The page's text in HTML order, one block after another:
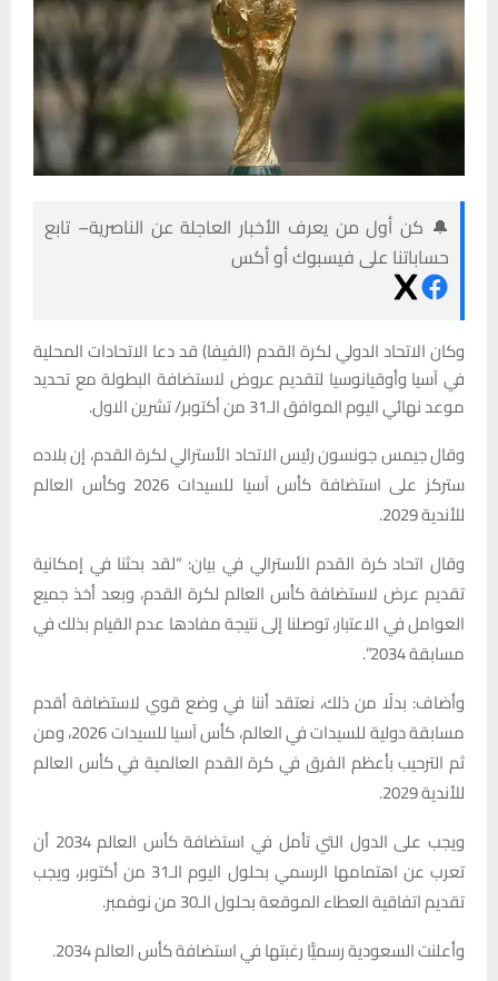
🔔 كن أول من يعرف الأخبار العاجلة عن الناصرية– تابع
حساباتنا على فيسبوك أو أكس
وكان الاتحاد الدولي لكرة القدم (الفيفا) قد دعا الاتحادات المحلية
في آسيا وأوقيانوسيا لتقديم عروض لاستضافة البطولة مع تحديد
موعد نهائي اليوم الموافق الـ31 من أكتوبر/ تشرين الاول.
وقال جيمس جونسون رئيس الاتحاد الأسترالي لكرة القدم، إن بلاده
ستركز على استضافة كأس آسيا للسيدات 2026 وكأس العالم
للأندية 2029.
وقال اتحاد كرة القدم الأسترالي في بيان: “لقد بحثنا في إمكانية
تقديم عرض لاستضافة كأس العالم لكرة القدم، وبعد أخذ جميع
العوامل في الاعتبار، توصلنا إلى نتيجة مفادها عدم القيام بذلك في
مسابقة 2034”.
وأضاف: بدلًا من ذلك، نعتقد أننا في وضع قوي لاستضافة أقدم
مسابقة دولية للسيدات في العالم، كأس آسيا للسيدات 2026، ومن
ثم الترحيب بأعظم الفرق في كرة القدم العالمية في كأس العالم
للأندية 2029.
ويجب على الدول التي تأمل في استضافة كأس العالم 2034 أن
تعرب عن اهتمامها الرسمي بحلول اليوم الـ31 من أكتوبر، ويجب
تقديم اتفاقية العطاء الموقعة بحلول الـ30 من نوفمبر.
وأعلنت السعودية رسميًّا رغبتها في استضافة كأس العالم 2034.